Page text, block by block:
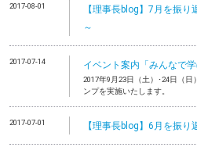
2017-08-01
【理事長blog】7月を振
～
2017-07-14 イベント案内「みんなで
2017年9月23日（土）･24日（
ンプを実施いたします。
2017-07-01 【理事長blog】6月を振り